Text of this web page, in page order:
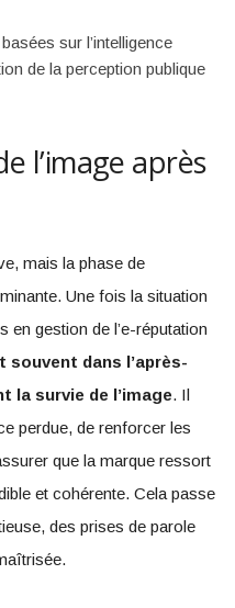
basées sur l’intelligence
de la perception publique
l’image après
mais la phase de
Une fois la situation
en gestion de l’e-réputation
souvent dans l’après-
la survie de l’image. Il
perdue, de renforcer les
que la marque ressort
et cohérente. Cela passe
des prises de parole